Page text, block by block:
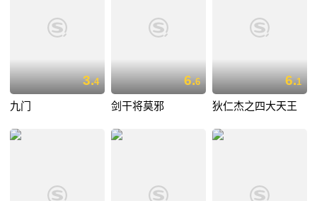
3.4
九门
6.6
剑干将莫邪
6.1
狄仁杰之四大天王